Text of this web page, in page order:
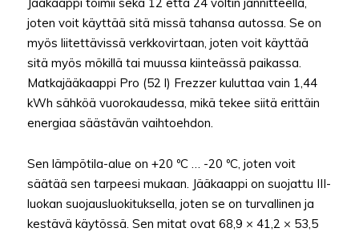
joten voit käyttää sitä missä tahansa autossa. Se on
myös liitettävissä verkkovirtaan, joten voit käyttää
sitä myös mökillä tai muussa kiinteässä paikassa.
Matkajääkaappi Pro (52 l) Frezzer kuluttaa vain 1,44
kWh sähköä vuorokaudessa, mikä tekee siitä erittäin
energiaa säästävän vaihtoehdon.
Sen lämpötila-alue on +20 ºC … -20 ºC, joten voit
säätää sen tarpeesi mukaan. Jääkaappi on suojattu III-
luokan suojausluokituksella, joten se on turvallinen ja
kestävä käytössä. Sen mitat ovat 68,9 × 41,2 × 53,5